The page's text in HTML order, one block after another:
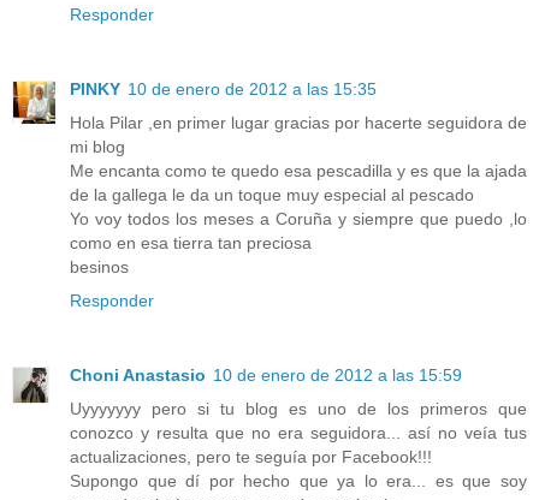
Responder
PINKY 10 de enero de 2012 a las 15:35
Hola Pilar ,en primer lugar gracias por hacerte seguidora de
mi blog
Me encanta como te quedo esa pescadilla y es que la ajada
de la gallega le da un toque muy especial al pescado
Yo voy todos los meses a Coruña y siempre que puedo ,lo
como en esa tierra tan preciosa
besinos
Responder
Choni Anastasio 10 de enero de 2012 a las 15:59
Uyyyyyyy pero si tu blog es uno de los primeros que
conozco y resulta que no era seguidora... así no veía tus
actualizaciones, pero te seguía por Facebook!!!
Supongo que dí por hecho que ya lo era... es que soy